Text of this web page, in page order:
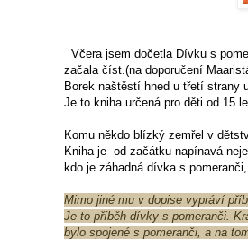
Včera jsem dočetla Dívku s
začala číst.(na doporučení
Borek naštěstí hned u třetí strany
Je to kniha určená pro děti od 15
Komu někdo blízký zemřel v
Kniha je od začátku napínavá
kdo je záhadná dívka s
Mimo jiné mu v dopise vypráví
Je to příběh dívky s pomeranči.
bylo spojené s pomeranči, a na